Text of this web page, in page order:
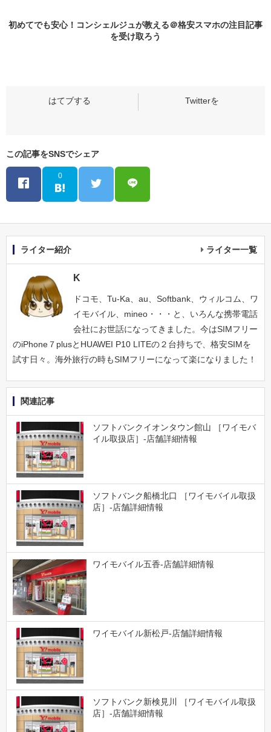
初めてでも安心！コンシェルジュが教える＠格安スマホの注目記事
を受け取ろう
この記事をSNSでシェア
0
ライター紹介 ライター一覧
K
ドコモ、Tu-Ka、au、Softbank、ウィルコム、ワ
イモバイル、mineo・・・と、いろんな携帯電話
会社にお世話になってきました。今はSIMフリー
のiPhone７plusとHUAWEI P10 LITEの２台持ちで、格安SIMを
試す日々。海外旅行の時もSIMフリーになって楽になりました！
関連記事
ソフトバンクイオンタウン館山 ［ワイモバ
イル取扱店］-店舗詳細情報
ソフトバンク船橋北口 ［ワイモバイル取扱
店］-店舗詳細情報
ワイモバイル五香-店舗詳細情報
ワイモバイル新松戸-店舗詳細情報
ソフトバンク新検見川 ［ワイモバイル取扱
店］-店舗詳細情報